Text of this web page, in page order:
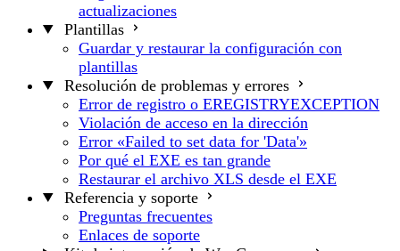
actualizaciones
Plantillas
Guardar y restaurar la configuración con
plantillas
Resolución de problemas y errores
Error de registro o EREGISTRYEXCEPTION
Violación de acceso en la dirección
Error «Failed to set data for 'Data'»
Por qué el EXE es tan grande
Restaurar el archivo XLS desde el EXE
Referencia y soporte
Preguntas frecuentes
Enlaces de soporte